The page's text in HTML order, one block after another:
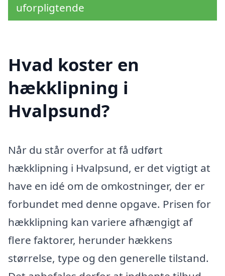
uforpligtende
Hvad koster en
hækklipning i
Hvalpsund?
Når du står overfor at få udført
hækklipning i Hvalpsund, er det vigtigt at
have en idé om de omkostninger, der er
forbundet med denne opgave. Prisen for
hækklipning kan variere afhængigt af
flere faktorer, herunder hækkens
størrelse, type og den generelle tilstand.